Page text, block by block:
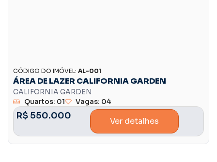
CÓDIGO DO IMÓVEL: AL-001
ÁREA DE LAZER CALIFORNIA GARDEN
CALIFORNIA GARDEN
Quartos: 01
Vagas: 04
R$ 550.000
Ver detalhes